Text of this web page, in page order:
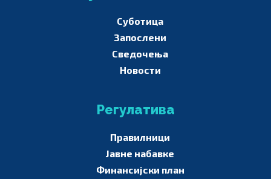
Суботица
Запослени
Сведочења
Новости
Регулатива
Правилници
Јавне набавке
Финансијски план